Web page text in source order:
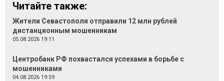
Читайте также:
Жители Севастополя отправили 12 млн рублей
дистанционным мошенникам
05.08.2026 19:11
Центробанк РФ похвастался успехами в борьбе с
мошенниками
04.08.2026 19:59